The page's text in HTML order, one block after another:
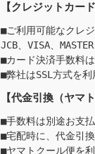
【クレジットカー
■ご利用可能なクレ
JCB、VISA、
■カード決済手数料
■弊社はSSL方式を
【代金引換（ヤマ
■手数料は別途お支
■宅配時に、代金引
■ヤマトクール便を